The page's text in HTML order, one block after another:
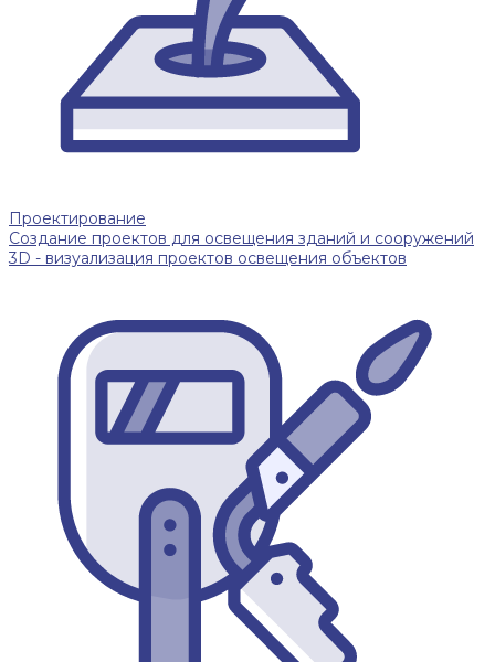
Проектирование
Создание проектов для освещения зданий и сооружений
3D - визуализация проектов освещения объектов